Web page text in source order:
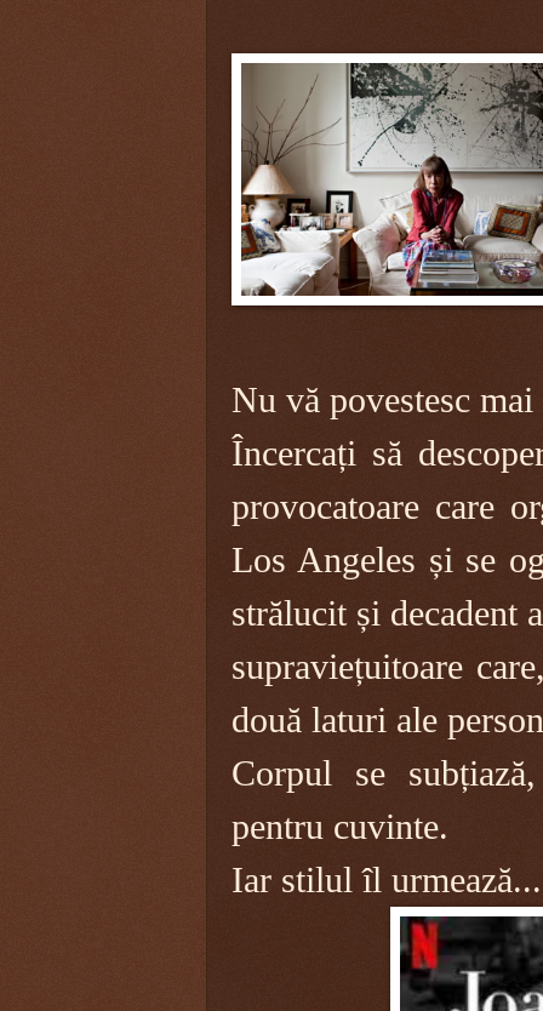
Nu vă povestesc
Încercați să
provocatoare care
Los Angeles și se
strălucit și decadent
supraviețuitoare
două laturi ale
Corpul se
pentru cuvinte.
Iar stilul îl urmează...